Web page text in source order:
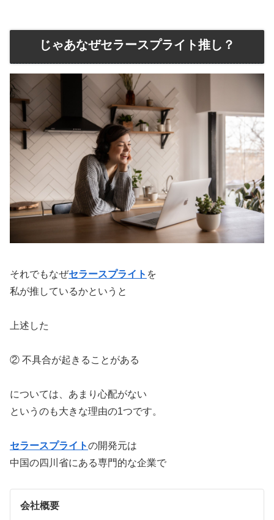
じゃあなぜセラースプライト推し？
それでもなぜセラースプライト を
私が推しているかというと
上述した
② 不具合が起きることがある
については、あまり心配がない
というのも大きな理由の1つです。
セラースプライトの開発元は
中国の四川省にある専門的な企業で
会社概要